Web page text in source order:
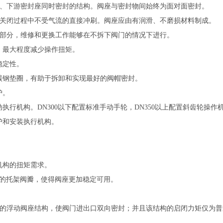
下游密封座同时密封的结构。阀座与密封物间始终为面对面密封。
闭过程中不受气流的直接冲刷。阀座应由有润滑、不磨损材料制成。
，维修和更换工作能够在不拆下阀门的情况下进行。
大程度减少操作扭矩。
性。
垫圈，有助于拆卸和实现最好的阀帽密封。
行机构。DN300以下配置标准手动手轮，DN350以上配置斜齿轮操作
安装执行机构。
的扭矩需求。
架阀瓣，使得阀座更加稳定可用。
浮动阀座结构，使阀门进出口双向密封；并且该结构的启闭力矩仅为